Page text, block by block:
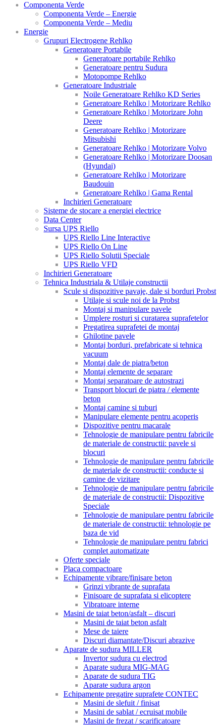
Componenta Verde
Componenta Verde – Energie
Componenta Verde – Mediu
Energie
Grupuri Electrogene Rehlko
Generatoare Portabile
Generatoare portabile Rehlko
Generatoare pentru Sudura
Motopompe Rehlko
Generatoare Industriale
Noile Generatoare Rehlko KD Series
Generatoare Rehlko | Motorizare Rehlko
Generatoare Rehlko | Motorizare John
Deere
Generatoare Rehlko | Motorizare
Mitsubishi
Generatoare Rehlko | Motorizare Volvo
Generatoare Rehlko | Motorizare Doosan
(Hyundai)
Generatoare Rehlko | Motorizare
Baudouin
Generatoare Rehlko | Gama Rental
Inchirieri Generatoare
Sisteme de stocare a energiei electrice
Data Center
Sursa UPS Riello
UPS Riello Line Interactive
UPS Riello On Line
UPS Riello Solutii Speciale
UPS Riello VFD
Inchirieri Generatoare
Tehnica Industriala & Utilaje constructii
Scule si dispozitive pavaje, dale si borduri Probst
Utilaje si scule noi de la Probst
Montaj si manipulare pavele
Umplere rosturi si curatarea suprafetelor
Pregatirea suprafetei de montaj
Ghilotine pavele
Montaj borduri, prefabricate si tehnica
vacuum
Montaj dale de piatra/beton
Montaj elemente de separare
Montaj separatoare de autostrazi
Transport blocuri de piatra / elemente
beton
Montaj camine si tuburi
Manipulare elemente pentru acoperis
Dispozitive pentru macarale
Tehnologie de manipulare pentru fabricile
de materiale de constructii: pavele si
blocuri
Tehnologie de manipulare pentru fabricile
de materiale de constructii: conducte si
camine de vizitare
Tehnologie de manipulare pentru fabricile
de materiale de constructii: Dispozitive
Speciale
Tehnologie de manipulare pentru fabricile
de materiale de constructii: tehnologie pe
baza de vid
Tehnologie de manipulare pentru fabrici
complet automatizate
Oferte speciale
Placa compactoare
Echipamente vibrare/finisare beton
Grinzi vibrante de suprafata
Finisoare de suprafata si elicoptere
Vibratoare interne
Masini de taiat beton/asfalt – discuri
Masini de taiat beton asfalt
Mese de taiere
Discuri diamantate/Discuri abrazive
Aparate de sudura MILLER
Invertor sudura cu electrod
Aparate sudura MIG-MAG
Aparate de sudura TIG
Aparate sudura argon
Echipamente pregatire suprafete CONTEC
Masini de slefuit / finisat
Masini de sablat / ecruisat mobile
Masini de frezat / scarificatoare